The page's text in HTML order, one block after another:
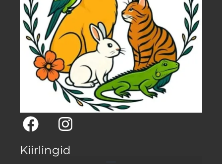
Kiirlingid